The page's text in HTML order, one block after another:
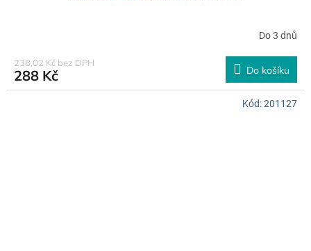
Do 3 dnů
238,02 Kč bez DPH
288 Kč Do košíku
Kód:201127